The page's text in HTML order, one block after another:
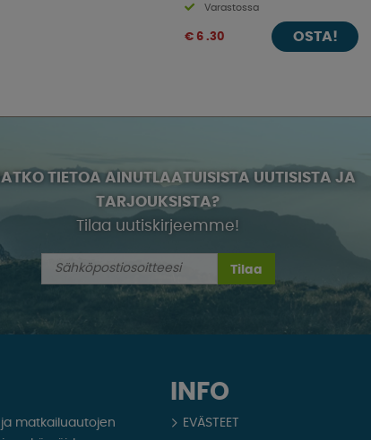
Varastossa
€ 6 .30 OSTA!
TIETOA AINUTLAATUISISTA UUTISISTA JA
TARJOUKSISTA?
Tilaa uutiskirjeemme!
Tilaa
INFO
EVÄSTEET
matkailuautojen